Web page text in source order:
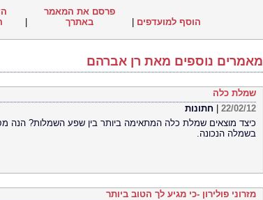
הוסף למועדפים |
פרסם את המאמר
באתרך
|
מאמרים נוספים מאת רן אברהם
שמלת כלה
22/02/12
חתונות
כיצד מוצאים שמלת כלה המתאימה ביותר בין שפע השמלות? הנה
בשמלה הנכונה.
מזרוני פולירון -כי מגיע לך הטוב ביותר